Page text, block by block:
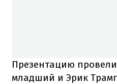
Презентацию
младший и Эрик